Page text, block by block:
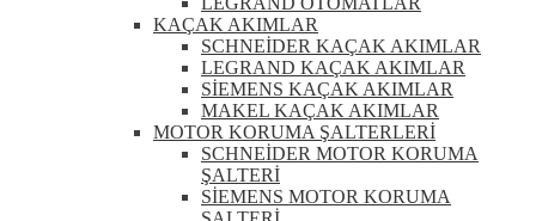
KAÇAK AKIMLAR
SCHNEİDER KAÇAK AKIMLAR
LEGRAND KAÇAK AKIMLAR
SİEMENS KAÇAK AKIMLAR
MAKEL KAÇAK AKIMLAR
MOTOR KORUMA ŞALTERLERİ
SCHNEİDER MOTOR KORUMA
ŞALTERİ
SİEMENS MOTOR KORUMA